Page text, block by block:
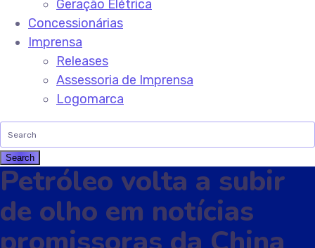
Geração Elétrica
Concessionárias
Imprensa
Releases
Assessoria de Imprensa
Logomarca
Petróleo volta a subir
de olho em notícias